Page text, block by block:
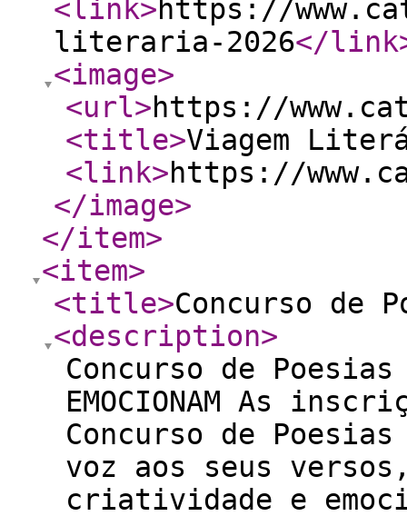
<link>https://
literaria-2026</link
<image>
<url>https://
<title>Viagem
<link>https://
</image>
</item>
<item>
<title>Concurso de
<description>
Concurso de Poesias
EMOCIONAM As
Concurso de
voz aos seus
criatividade e